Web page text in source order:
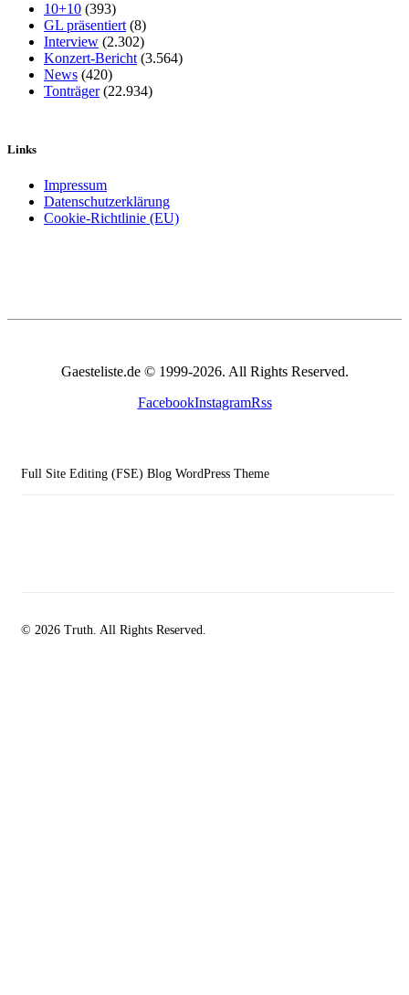
10+10 (393)
GL präsentiert (8)
Interview (2.302)
Konzert-Bericht (3.564)
News (420)
Tonträger(22.934)
Links
Impressum
Datenschutzerklärung
Cookie-Richtlinie (EU)
Gaesteliste.de © 1999-2026. All Rights Reserved.
FacebookInstagramRss
Full Site Editing (FSE) Blog WordPress Theme
© 2026 Truth. All Rights Reserved.